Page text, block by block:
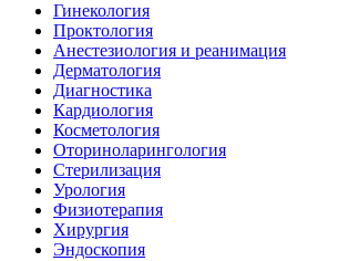
Гинекология
Проктология
Анестезиология и реанимация
Дерматология
Диагностика
Кардиология
Косметология
Оториноларингология
Стерилизация
Урология
Физиотерапия
Хирургия
Эндоскопия